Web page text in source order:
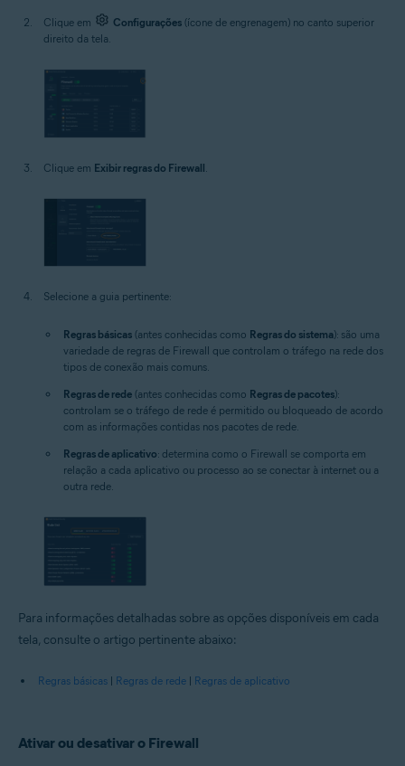
Clique em Configurações (ícone de engrenagem) no canto superior
direito da tela.
Clique em Exibir regras do Firewall
Selecione a guia pertinente:
Regras básicas (antes conhecidas como Regras do sistema): são uma
variedade de regras de Firewall que controlam o tráfego na rede dos
tipos de conexão mais comuns.
Regras de rede (antes conhecidas como Regras de pacotes):
controlam se o tráfego de rede é permitido ou bloqueado de acordo
com as informações contidas nos pacotes de rede.
Regras de aplicativo: determina como o Firewall se comporta em
relação a cada aplicativo ou processo ao se conectar à internet ou a
outra rede.
Para informações detalhadas sobre as opções disponíveis em cada
tela, consulte o artigo pertinente abaixo:
Regras básicas | Regras de rede | Regras de aplicativo
Ativar ou desativar o Firewall